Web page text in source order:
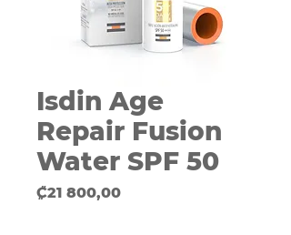
Isdin Age
Repair Fusion
Water SPF 50
₡21 800,00Precio